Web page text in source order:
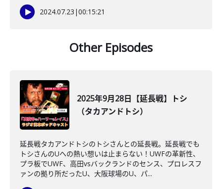
2024.07.23 |00:15:21
Other Episodes
2025年9月28日【延長戦】トシ
（タカアンドトシ）
延長戦タカアンドトシのトシさんとの延長戦。延長戦でも
トシさんのUへの熱い想いは止まらない！UWFの革新性、
プラ板でUWF、高田vsバックランドのセンス、プロレスフ
ァンの拠り所だったU、大阪球場のU、パ...